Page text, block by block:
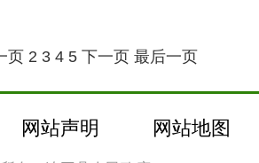
页 2 3 4 5 下一页 最后一页
网站声明 网站地图